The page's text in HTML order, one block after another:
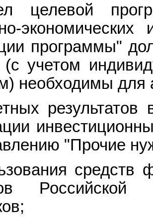
целевой
экономических
программы"
(с учетом
необходимы для
"Прочие
средств